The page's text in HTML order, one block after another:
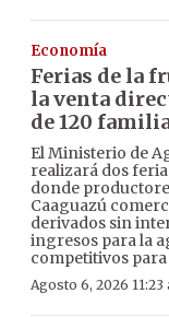
Economía
Ferias de la
la venta
de 120
El Ministerio de
realizará dos
donde
Caaguazú
derivados sin
ingresos para la
competitivos
Agosto 6, 2026 11:23